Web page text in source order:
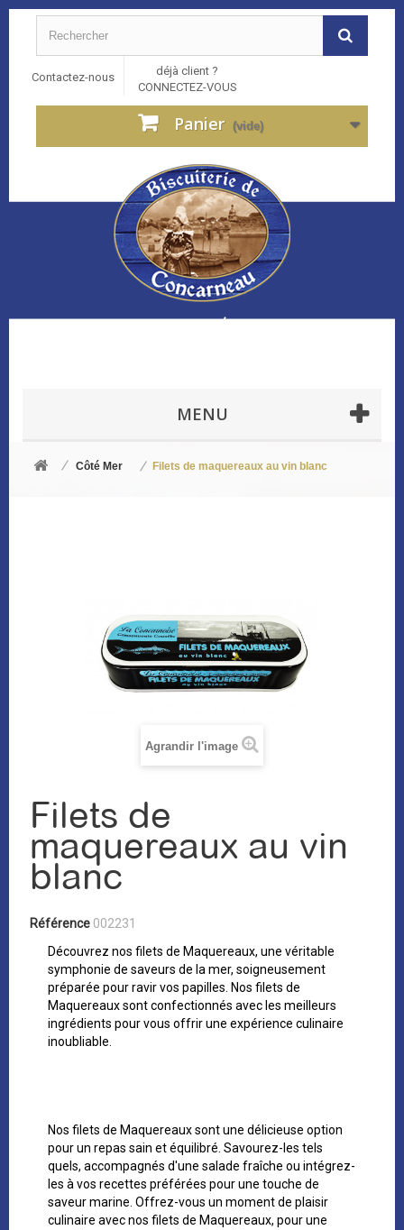
Contactez-nous
déjà client ?
CONNECTEZ-VOUS
Panier (vide)
MENU
Côté Mer Filets de maquereaux au vin blanc
Agrandir l'image
Filets de
maquereaux au vin
blanc
Référence 002231
Découvrez nos filets de Maquereaux, une véritable
symphonie de saveurs de la mer, soigneusement
préparée pour ravir vos papilles. Nos filets de
Maquereaux sont confectionnés avec les meilleurs
ingrédients pour vous offrir une expérience culinaire
inoubliable.
Nos filets de Maquereaux sont une délicieuse option
pour un repas sain et équilibré. Savourez-les tels
quels, accompagnés d'une salade fraîche ou intégrez-
les à vos recettes préférées pour une touche de
saveur marine. Offrez-vous un moment de plaisir
culinaire avec nos filets de Maquereaux, pour une